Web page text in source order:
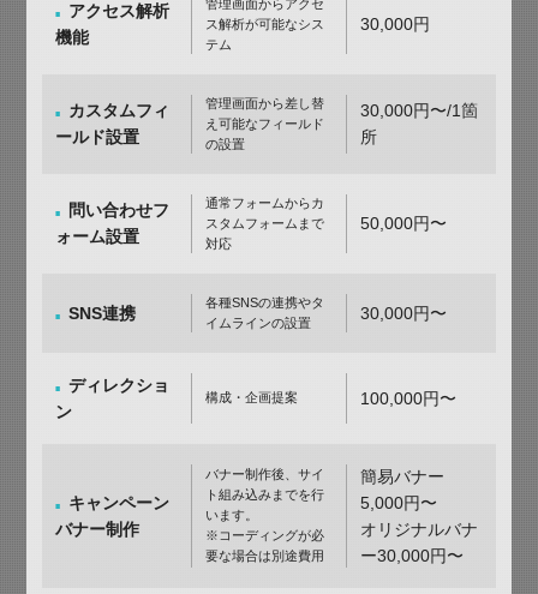
アクセス解析
機能
管理画面からアクセ
ス解析が可能なシス
テム
30,000円
カスタムフィ
ールド設置
管理画面から差し替
え可能なフィールド
の設置
30,000円〜/1箇
所
問い合わせフ
ォーム設置
通常フォームからカ
スタムフォームまで
対応
50,000円〜
SNS連携
各種SNSの連携やタ
イムラインの設置
30,000円〜
ディレクショ
ン
構成・企画提案 100,000円〜
キャンペーン
バナー制作
バナー制作後、サイ
ト組み込みまでを行
います。
※コーディングが必
要な場合は別途費用
簡易バナー
5,000円〜
オリジナルバナ
ー30,000円〜